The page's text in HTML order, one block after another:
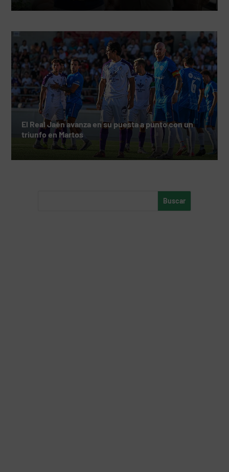
El Real Jaén avanza en su puesta a punto con un
triunfo en Martos